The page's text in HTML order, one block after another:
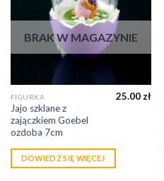
BRAK W MAGAZYNIE
FIGURKA
Jajo szklane z
zajączkiem Goebel
ozdoba 7cm
25.00 zł
DOWIEDZ SIĘ WIĘCEJ